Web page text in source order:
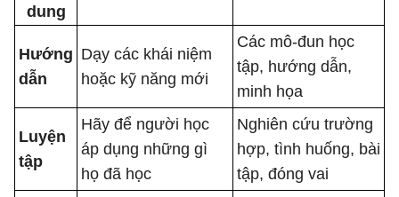
dung
Hướng
dẫn
Dạy các khái niệm
hoặc kỹ năng mới
Các mô-đun học
tập, hướng dẫn,
minh họa
Luyện
tập
Hãy để người học
áp dụng những gì
họ đã học
Nghiên cứu trường
hợp, tình huống, bài
tập, đóng vai